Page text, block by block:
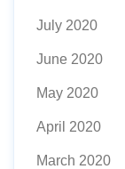
July 2020
June 2020
May 2020
April 2020
March 2020